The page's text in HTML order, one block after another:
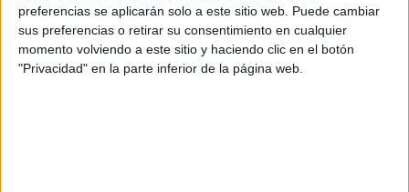
preferencias se aplicarán solo a este sitio web. Puede cambiar
sus preferencias o retirar su consentimiento en cualquier
momento volviendo a este sitio y haciendo clic en el botón
"Privacidad" en la parte inferior de la página web.
la culpa de ese declive vino como consecuencia de la
aparición de losWayansy el éxito de sus comedias
absurdas e irreverentes, que arrasaron en taquilla a base